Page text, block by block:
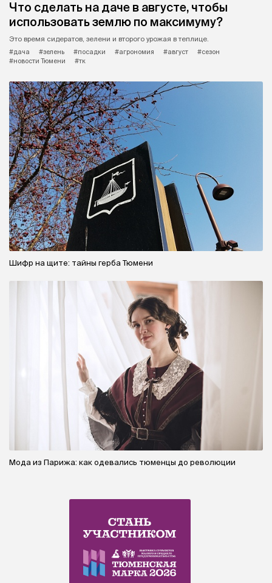
Что сделать на даче в августе, чтобы
использовать землю по максимуму?
Это время сидератов, зелени и второго урожая в теплице.
#дача
#зелень #посадки #агрономия #август
#сезон
#новости Тюмени
#тк
Шифр на щите: тайны герба Тюмени
Мода из Парижа: как одевались тюменцы до революции